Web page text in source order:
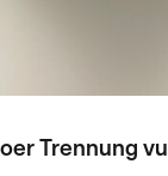
Trennung vu